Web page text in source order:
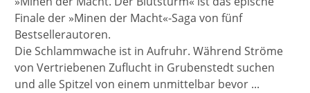
Finale der »Minen der Macht«-Saga von fünf
Bestsellerautoren.
Die Schlammwache ist in Aufruhr. Während Ströme
von Vertriebenen Zuflucht in Grubenstedt suchen
und alle Spitzel von einem unmittelbar bevor ...